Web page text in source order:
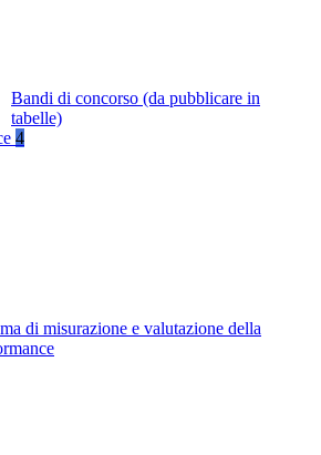
Bandi di concorso (da pubblicare in
tabelle)
4
di misurazione e valutazione della